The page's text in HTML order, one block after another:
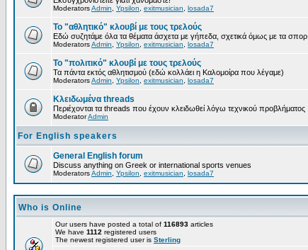
ModeratorsAdmin Ypsilon exitmusician losada7
Το "αθλητικό" κλουβί με τους τρελούς
Εδώ συζητάμε όλα τα θέματα άσχετα με γήπεδα, σχετικά όμως με τα σπορ
ModeratorsAdmin Ypsilon exitmusician losada7
Το "πολιτικό" κλουβί με τους τρελούς
Τα πάντα εκτός αθλητισμού (εδώ κολλάει η Καλομοίρα που λέγαμε)
ModeratorsAdmin Ypsilon exitmusician losada7
Κλειδωμένα threads
Περιέχονται τα threads που έχουν κλειδωθεί λόγω τεχνικού προβλήματος
ModeratorAdmin
For English speakers
General English forum
Discuss anything on Greek or international sports venues
ModeratorsAdmin Ypsilon exitmusician losada7
Who is Online
Our users have posted a total of 116893 articles
We have 1112 registered users
The newest registered user is Sterling